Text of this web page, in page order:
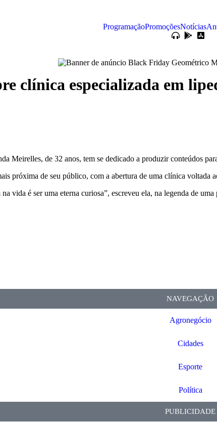
ProgramaçãoPromoçõesNotícias
clínica especializada em
Meirelles, de 32 anos, tem se dedicado a produzir conteúdos
próxima de seu público, com a abertura de uma clínica voltada
vida é ser uma eterna curiosa”, escreveu ela, na legenda de
NAVEGAÇÃO
Agronegócio
Cidades
Esporte
Política
PUBLICIDADE